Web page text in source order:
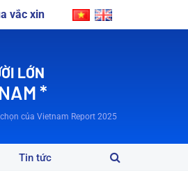
vắc xin
LỚN
*
của Vietnam Report 2025
Tin tức